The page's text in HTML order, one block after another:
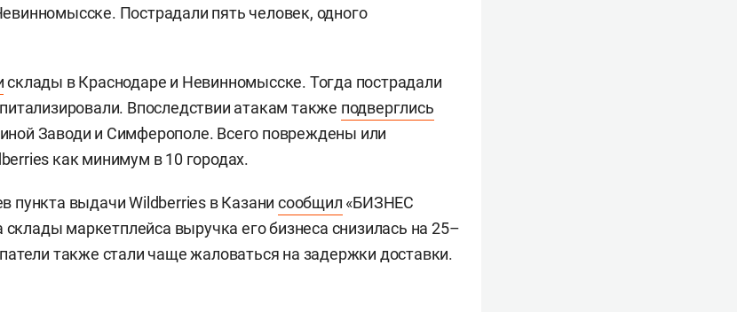
Пострадали пять человек, одного
склады в Краснодаре и Невинномысске. Тогда пострадали
Впоследствии атакам также подверглись
Заводи и Симферополе. Всего повреждены или
как минимум в 10 городах.
пункта выдачи Wildberries в Казани сообщил «БИЗНЕС
склады маркетплейса выручка его бизнеса снизилась на 25–
также стали чаще жаловаться на задержки доставки.